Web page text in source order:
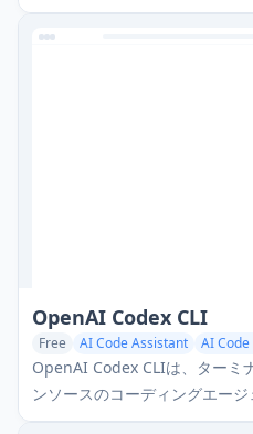
browsers with WebGPU
focused AI capabilities
OpenAI Codex CLI
Free AI Code Assistant AI
OpenAI Codex CLIは、ターミ
ンソースのコーディングエー
言語をコード実行に変換し、